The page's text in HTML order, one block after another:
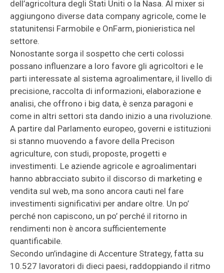
dell’agricoltura degli Stati Uniti o la Nasa. Al mixer si
aggiungono diverse data company agricole, come le
statunitensi Farmobile e OnFarm, pionieristica nel
settore.
Nonostante sorga il sospetto che certi colossi
possano influenzare a loro favore gli agricoltori e le
parti interessate al sistema agroalimentare, il livello di
precisione, raccolta di informazioni, elaborazione e
analisi, che offrono i big data, è senza paragoni e
come in altri settori sta dando inizio a una rivoluzione.
A partire dal Parlamento europeo, governi e istituzioni
si stanno muovendo a favore della Precison
agriculture, con studi, proposte, progetti e
investimenti. Le aziende agricole e agroalimentari
hanno abbracciato subito il discorso di marketing e
vendita sul web, ma sono ancora cauti nel fare
investimenti significativi per andare oltre. Un po’
perché non capiscono, un po’ perché il ritorno in
rendimenti non è ancora sufficientemente
quantificabile.
Secondo un’indagine di Accenture Strategy, fatta su
10.527 lavoratori di dieci paesi, raddoppiando il ritmo